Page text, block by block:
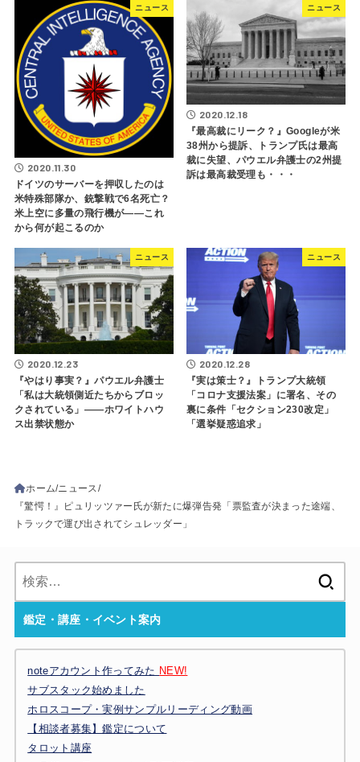
ニュース
2020.11.30
ドイツのサーバーを押収したのは
米特殊部隊か、銃撃戦で6名死亡？
米上空に多量の飛行機が――これ
から何が起こるのか
ニュース
2020.12.18
『最高裁にリーク？』Googleが米
38州から提訴、トランプ氏は最高
裁に失望、パウエル弁護士の2州提
訴は最高裁受理も・・・
ニュース
2020.12.23
『やはり事実？』パウエル弁護士
「私は大統領側近たちからブロッ
クされている」――ホワイトハウ
ス出禁状態か
ニュース
2020.12.28
『実は策士？』トランプ大統領
「コロナ支援法案」に署名、その
裏に条件「セクション230改定」
「選挙疑惑追求」
ホーム ニュース
『驚愕！』ピュリッツァー氏が新たに爆弾告発「票監査が決まった途端、
トラックで運び出されてシュレッダー」
鑑定・講座・イベント案内
noteアカウント作ってみた NEW!
サブスタック始めました
ホロスコープ・実例サンプルリーディング動画
【相談者募集】鑑定について
タロット講座